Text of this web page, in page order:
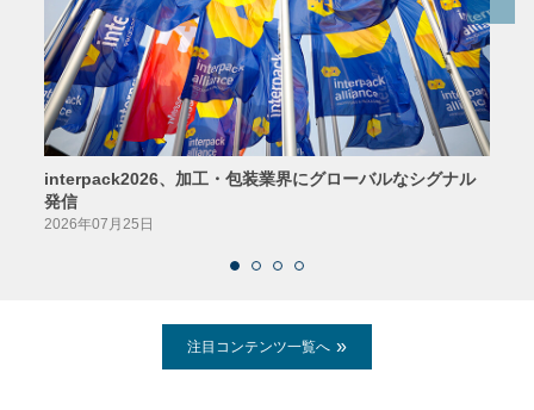
interpack2026、加工・包装業界にグローバルなシグナル
発信
2026年07月25日
注目コンテンツ一覧へ